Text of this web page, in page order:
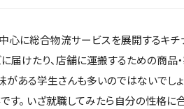
心に総合物流サービスを展開するキ
届けたり、店舗に運搬するための商品
ある学生さんも多いのではないでし
す。 いざ就職してみたら自分の性格